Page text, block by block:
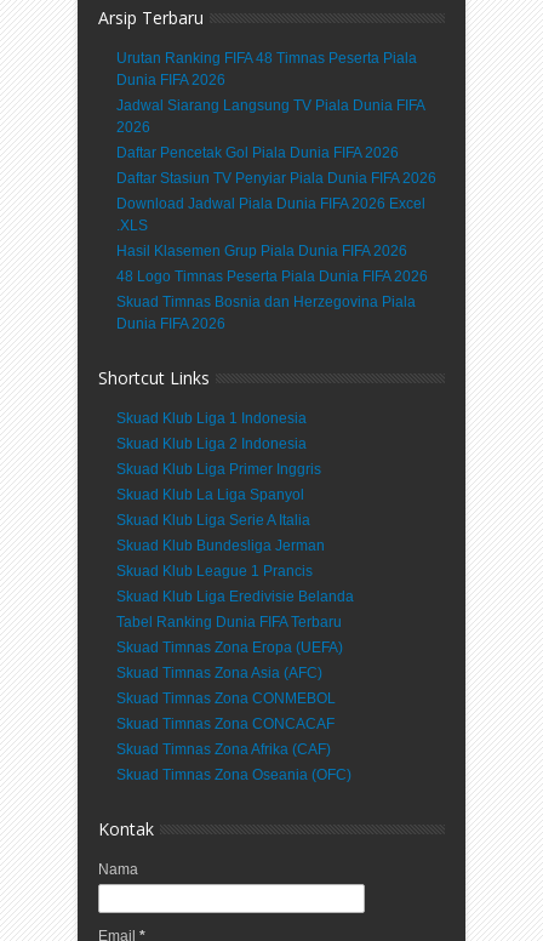
Arsip Terbaru
Urutan Ranking FIFA 48 Timnas Peserta Piala
Dunia FIFA 2026
Jadwal Siarang Langsung TV Piala Dunia FIFA
2026
Daftar Pencetak Gol Piala Dunia FIFA 2026
Daftar Stasiun TV Penyiar Piala Dunia FIFA 2026
Download Jadwal Piala Dunia FIFA 2026 Excel
.XLS
Hasil Klasemen Grup Piala Dunia FIFA 2026
48 Logo Timnas Peserta Piala Dunia FIFA 2026
Skuad Timnas Bosnia dan Herzegovina Piala
Dunia FIFA 2026
Shortcut Links
Skuad Klub Liga 1 Indonesia
Skuad Klub Liga 2 Indonesia
Skuad Klub Liga Primer Inggris
Skuad Klub La Liga Spanyol
Skuad Klub Liga Serie A Italia
Skuad Klub Bundesliga Jerman
Skuad Klub League 1 Prancis
Skuad Klub Liga Eredivisie Belanda
Tabel Ranking Dunia FIFA Terbaru
Skuad Timnas Zona Eropa (UEFA)
Skuad Timnas Zona Asia (AFC)
Skuad Timnas Zona CONMEBOL
Skuad Timnas Zona CONCACAF
Skuad Timnas Zona Afrika (CAF)
Skuad Timnas Zona Oseania (OFC)
Kontak
Nama
Email *